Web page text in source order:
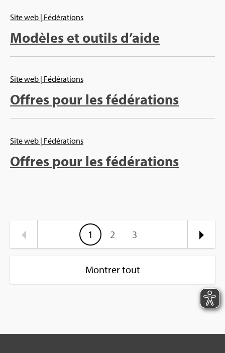
Site web | Fédérations
Modèles et outils d’aide
Site web | Fédérations
Offres pour les fédérations
Site web | Fédérations
Offres pour les fédérations
1 2 3
Montrer tout